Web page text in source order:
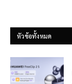
หัวข้อทั้งหมด